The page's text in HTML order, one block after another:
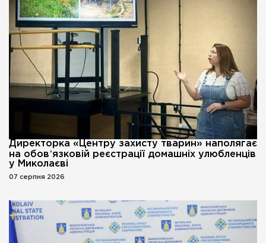
Директорка «Центру захисту тварин» наполягає
на обовʼязковій реєстрації домашніх улюбленців
у Миколаєві
07 серпня 2026